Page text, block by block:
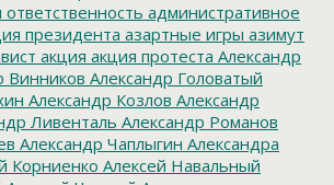
административное
президента азартные игры азимут
акция акция протеста Александр
Винников Александр Головатый
Александр Козлов Александр
Ливенталь Александр Романов
Александр Чаплыгин Александра
Корниенко Алексей Навальный